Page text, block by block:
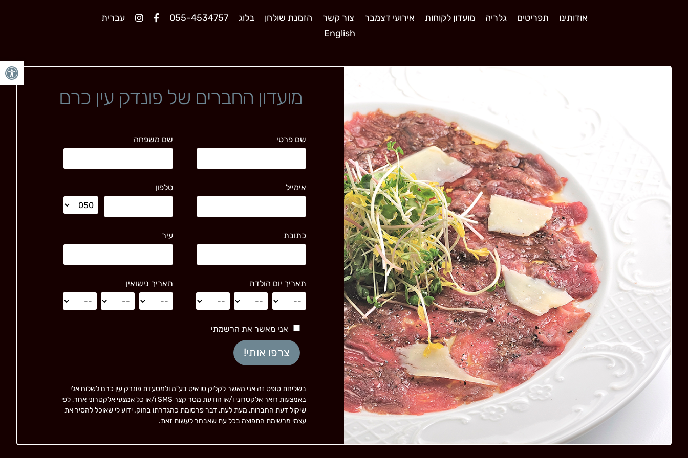
אודותינו תפריטים גלריה מועדון לקוחות אירועי דצמבר צור קשר הזמנת שולחן בלוג 055-4534757
עברית
English
מועדון החברים של פונדק עין כרם
שם פרטי שם משפחה
אימייל טלפון
כתובת עיר
תאריך יום הולדת תאריך נישואין
אני מאשר את הרשמתי
בשליחת טופס זה אני מאשר לקליק טו איט בע"מ ולמסעדת פונדק עין כרם לשלוח אלי
באמצעות דואר אלקטרוני ו/או הודעת מסר קצר SMS ו/או כל אמצעי אלקטרוני אחר, לפי
שיקול דעת החברות, מעת לעת, דבר פרסומת כהגדרתו בחוק. ידוע לי שאוכל להסיר את
עצמי מרשימת התפוצה בכל עת שאבחר לעשות זאת.
פתח